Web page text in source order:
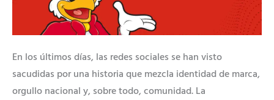
En los últimos días, las redes sociales se han visto
sacudidas por una historia que mezcla identidad de marca,
orgullo nacional y, sobre todo, comunidad. La
lecciones
de
marca